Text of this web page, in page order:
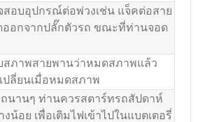
สอบอุปกรณ์ต่อพ่วงเช่น แจ็คต่อสาย
อกจากปลั๊กตัวรถ ขณะที่ท่านจอด
สภาพสายพานว่าหมดสภาพแล้ว
ปลี่ยนเมื่อหมดสภาพ
ถนานๆ ท่านควรสตาร์ทรถสัปดาห์
งน้อย เพื่อเติมไฟเข้าไปในแบตเตอรี่